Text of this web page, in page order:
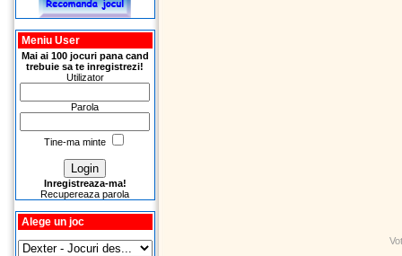
Meniu User
Mai ai 100 jocuri pana cand
trebuie sa te inregistrezi!
Utilizator
Parola
Tine-ma minte
Inregistreaza-ma!
Recupereaza parola
Alege un joc